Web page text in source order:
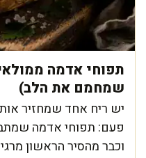
תפוחי אדמה
שמחמם את הלב)
יש ריח אחד שמחזיר
פעם: תפוחי אדמה
וכבר מהסיר הראשון